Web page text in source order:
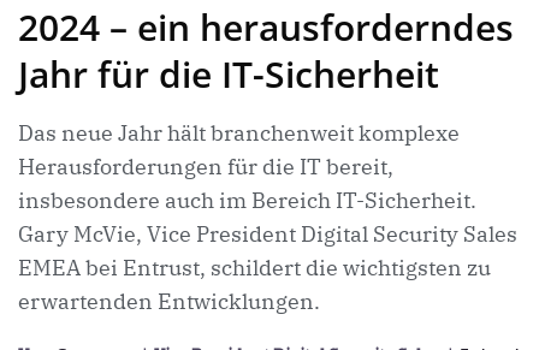
2024 – ein herausforderndes
Jahr für die IT-Sicherheit
Das neue Jahr hält branchenweit komplexe
Herausforderungen für die IT bereit,
insbesondere auch im Bereich IT-Sicherheit.
Gary McVie, Vice President Digital Security Sales
EMEA bei Entrust, schildert die wichtigsten zu
erwartenden Entwicklungen.